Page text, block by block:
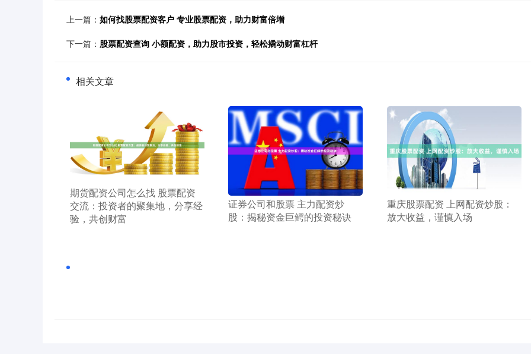
上一篇： 如何找股票配资客户 专业股票配资，助力财富倍增
下一篇： 股票配资查询 小额配资，助力股市投资，轻松撬动财富杠杆
相关文章
​期货配资公司怎么找 股票配资
交流：投资者的聚集地，分享经
验，共创财富
​证券公司和股票 主力配资炒
股：揭秘资金巨鳄的投资秘诀
​重庆股票配资 上网配资炒股：
放大收益，谨慎入场